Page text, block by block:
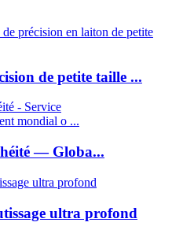
de petite taille ...
— Globa...
ultra profond